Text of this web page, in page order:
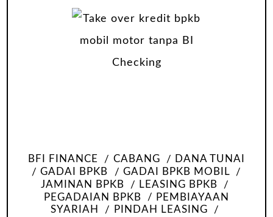
BFI FINANCE CABANG
DANA TUNAI
GADAI BPKB
GADAI BPKB MOBIL
JAMINAN BPKB
LEASING BPKB
PEGADAIAN BPKB
PEMBIAYAAN
SYARIAH
PINDAH LEASING